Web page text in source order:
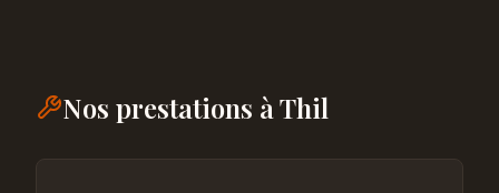
Nos prestations à Thil